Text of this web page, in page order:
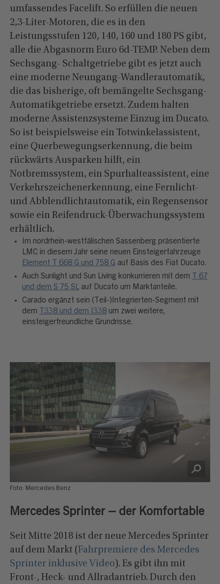
umfassendes Facelift. So erfüllen die neuen
2,3-Liter-Motoren, die es in den
Leistungsstufen 120, 140, 160 und 180 PS gibt,
alle die Abgasnorm Euro 6d-TEMP. Neben dem
Sechsgang- Schaltgetriebe gibt es jetzt auch
eine moderne Neungang-Wandlerautomatik,
die das bisherige, oft bemängelte Sechsgang-
Automatikgetriebe ersetzt. Zudem halten
moderne Assistenzsysteme Einzug im Ducato.
So ist beispielsweise ein Totwinkelassistent,
eine Querbewegungserkennung, die beim
rückwärts Ausparken hilft, ein
Notbremssystem, ein Spurhalteassistent, eine
Verkehrszeichenerkennung, eine Fernlicht-
und Abblendlichtautomatik, ein Regensensor
sowie ein Reifendruck-Überwachungssystem
erhältlich.
Im nordrhein-westfälischen Sassenberg präsentierte
LMC in diesem Jahr seine neuen Einsteigerfahrzeuge
Element T 668 G und 758 G auf Basis des Fiat Ducato.
Auch Sunlight und Sun Living konkurrieren mit dem
T 67
und dem S 75 SL auf Ducato um Marktanteile.
Carado ergänzt sein (Teil-)Integrierten-Segment mit
dem
T338 und dem I338 um zwei weitere,
einsteigerfreundliche Grundrisse.
Foto: Mercedes Benz
Mercedes Sprinter – der Komfortable
Seit Mitte 2018 ist der neue Mercedes Sprinter
auf dem Markt (Fahrpremiere des Mercedes
Sprinter inklusive Video). Es gibt ihn mit
Front-, Heck- und Allradantrieb. Durch den